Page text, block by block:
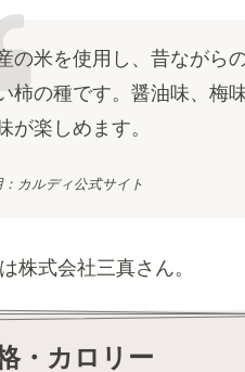
の米を使用し、昔ながら
柿の種です。醤油味、梅
が楽しめます。
：カルディ公式サイト
株式会社三真さん。
・カロリー